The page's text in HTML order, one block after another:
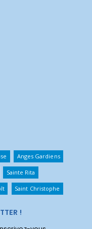
Anges Gardiens
Sainte Rita
Saint Christophe
!